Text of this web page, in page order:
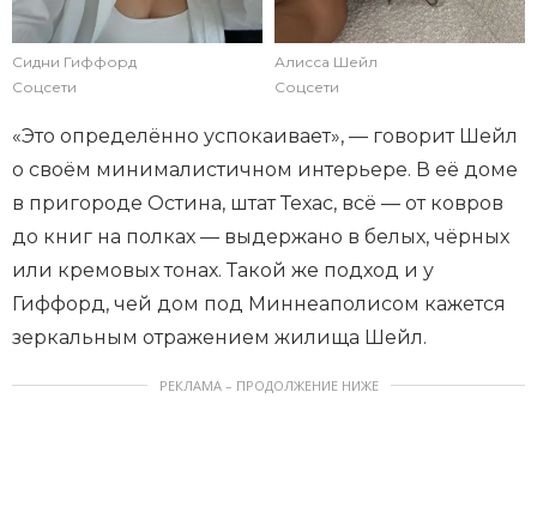
Сидни Гиффорд
Соцсети
Алисса Шейл
Соцсети
«Это определённо успокаивает», — говорит Шейл
о своём минималистичном интерьере. В её доме
в пригороде Остина, штат Техас, всё — от ковров
до книг на полках — выдержано в белых, чёрных
или кремовых тонах. Такой же подход и у
Гиффорд, чей дом под Миннеаполисом кажется
зеркальным отражением жилища Шейл.
РЕКЛАМА – ПРОДОЛЖЕНИЕ НИЖЕ